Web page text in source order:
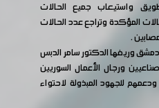
واستيعاب جميع الحالات
المؤكدة وتراجع عدد الحالات
.
وريفها الدكتور سامر الدبس
ورجال الأعمال السوريين
للجهود المبذولة لاحتواء